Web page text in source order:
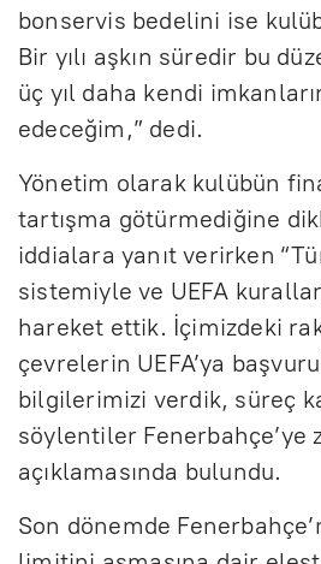
bonservis bedelini ise
Bir yılı aşkın süredir bu
üç yıl daha kendi
edeceğim,” dedi.
Yönetim olarak kulübün
tartışma götürmediğine
iddialara yanıt verirken
sistemiyle ve UEFA
hareket ettik. İçimizdeki
çevrelerin UEFA’ya
bilgilerimizi verdik, süreç
söylentiler Fenerbahçe’ye
açıklamasında bulundu.
Son dönemde